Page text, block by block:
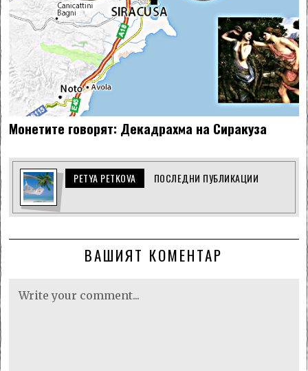
Монетите говорят: Декадрахма на Сиракуза
PETYA PETKOVA ПОСЛЕДНИ ПУБЛИКАЦИИ
ВАШИЯТ КОМЕНТАР